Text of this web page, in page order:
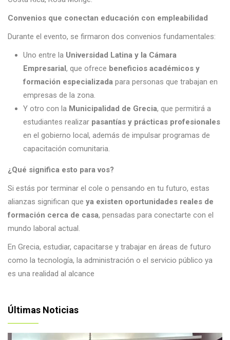
Convenios que conectan educación con empleabilidad
Durante el evento, se firmaron dos convenios fundamentales:
Uno entre la Universidad Latina y la Cámara
Empresarial , que ofrece beneficios académicos y
formación especializada para personas que trabajan en
empresas de la zona.
Y otro con la Municipalidad de Grecia, que permitirá a
estudiantes realizar pasantías y prácticas profesionales
en el gobierno local, además de impulsar programas de
capacitación comunitaria.
¿Qué significa esto para vos?
Si estás por terminar el cole o pensando en tu futuro, estas
alianzas significan que ya existen oportunidades reales de
formación cerca de casa, pensadas para conectarte con el
mundo laboral actual.
En Grecia, estudiar, capacitarse y trabajar en áreas de futuro
como la tecnología, la administración o el servicio público ya
es una realidad al alcance
Últimas Noticias